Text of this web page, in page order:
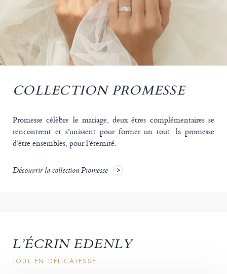
COLLECTION PROMESSE
Promesse célèbre le mariage, deux êtres complémentaires se
rencontrent et s’unissent pour former un tout, la promesse
d’être ensembles, pour l’éternité.
Découvrir la collection Promesse
L’ÉCRIN EDENLY
TOUT EN DÉLICATESSE